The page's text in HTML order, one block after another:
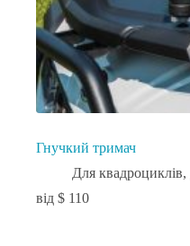
Гнучкий тримач
Для квадроциклів,
$ 110